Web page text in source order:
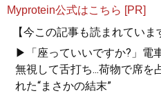
Myprotein公式はこちら [PR]
【今この記事も読まれていま
▶「座っていいですか?」電
無視して舌打ち...荷物で席を
れた“まさかの結末”